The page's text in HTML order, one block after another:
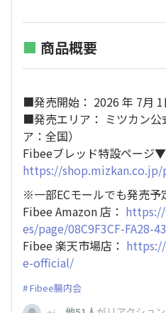
■ 商品概要
■発売開始： 2026 年 7月 1
■発売エリア： ミツカン公
ア：全国）
Fibeeブレッド特設ページ▼
https://shop.mizkan.co.jp/
※一部ECモールでも発売予
Fibee Amazon 店：
es/page/08C9F3CF-FA28-
Fibee 楽天市場店：
e-official/
Fibee腸内会